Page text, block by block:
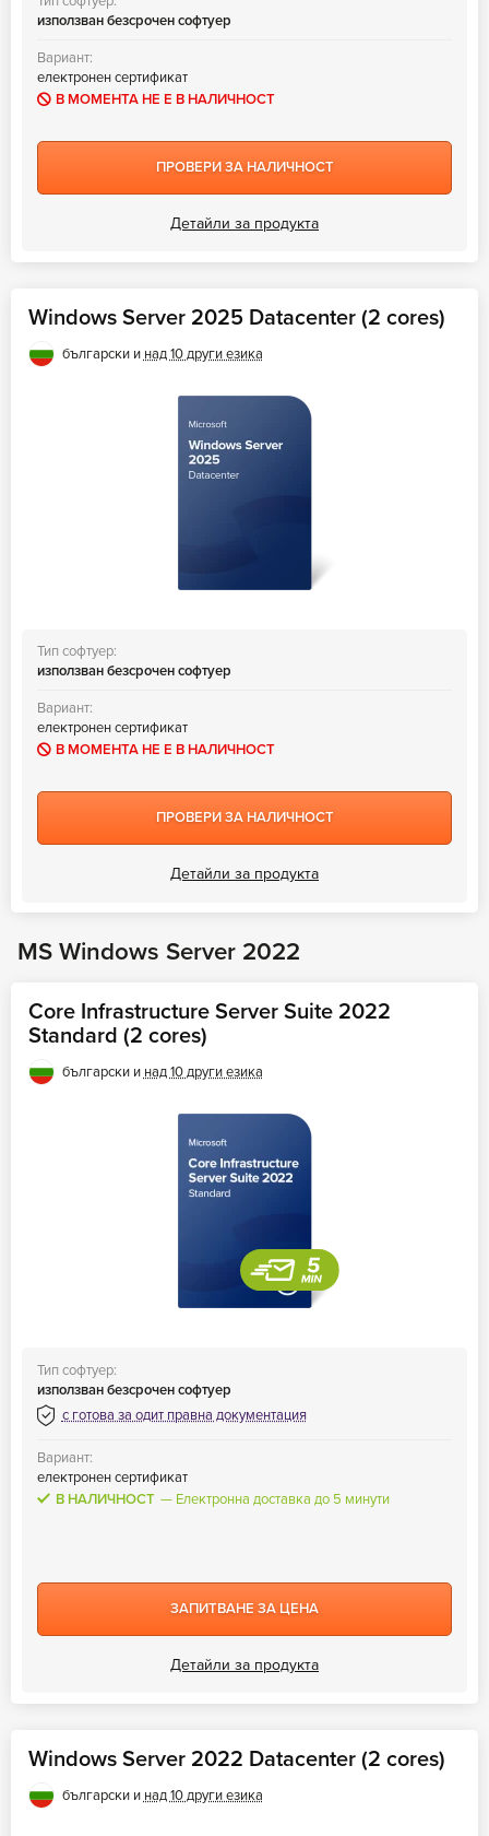
използван безсрочен софтуер
Вариант:
електронен сертификат
В МОМЕНТА НЕ Е В НАЛИЧНОСТ
ПРОВЕРИ ЗА НАЛИЧНОСТ
Детайли за продукта
Windows Server 2025 Datacenter (2 cores)
български и над 10 други езика
Тип софтуер:
използван безсрочен софтуер
Вариант:
електронен сертификат
В МОМЕНТА НЕ Е В НАЛИЧНОСТ
ПРОВЕРИ ЗА НАЛИЧНОСТ
Детайли за продукта
MS Windows Server 2022
Core Infrastructure Server Suite 2022
Standard (2 cores)
български и над 10 други езика
Тип софтуер:
използван безсрочен софтуер
с готова за одит правна документация
Вариант:
електронен сертификат
В НАЛИЧНОСТ
Електронна доставка до 5 минути
ЗАПИТВАНЕ ЗА ЦЕНА
Детайли за продукта
Windows Server 2022 Datacenter (2 cores)
български и над 10 други езика